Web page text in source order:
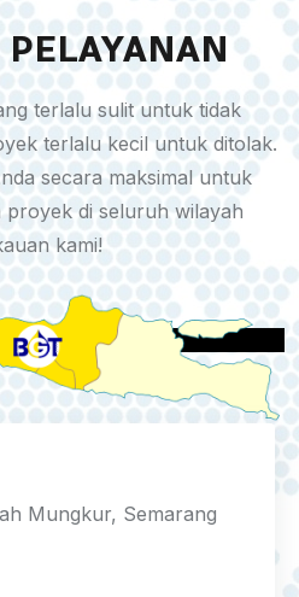
terlalu sulit untuk tidak
terlalu kecil untuk ditolak.
secara maksimal untuk
di seluruh wilayah
kami!
Mungkur, Semarang